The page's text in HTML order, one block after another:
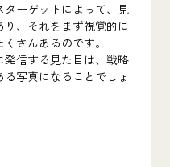
ーゲットによって、見
、それをまず視覚的に
さんあるのです。
信する見た目は、戦略
写真になることでしょ